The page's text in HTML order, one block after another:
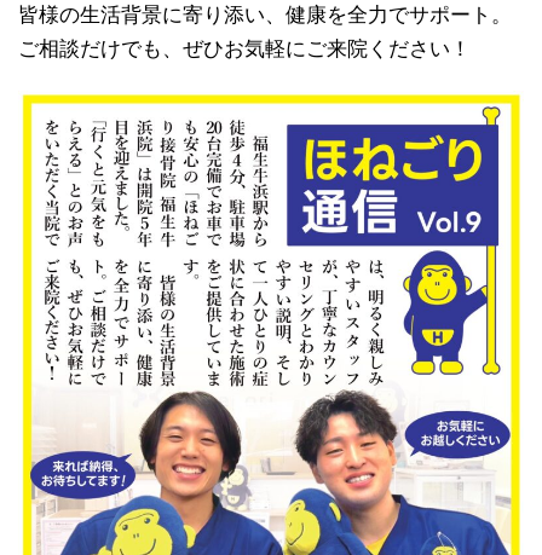
皆様の生活背景に寄り添い、健康を全力でサポート。
ご相談だけでも、ぜひお気軽にご来院ください！